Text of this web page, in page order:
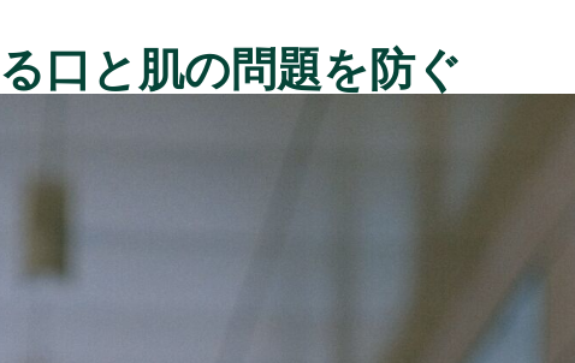
口と肌の問題を防ぐ